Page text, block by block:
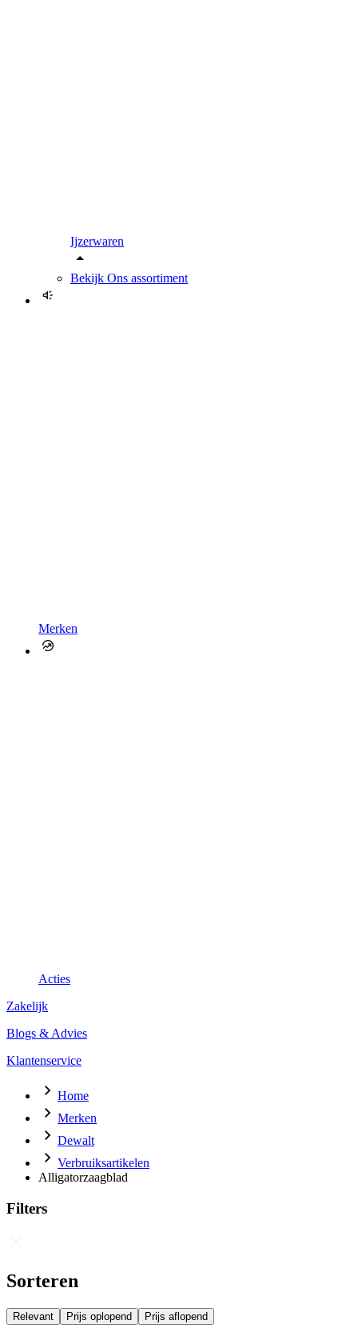
Ijzerwaren
Bekijk Ons assortiment
Merken
Acties
Zakelijk
Blogs & Advies
Klantenservice
Home
Merken
Dewalt
Verbruiksartikelen
Alligatorzaagblad
Filters
Sorteren
Relevant Prijs oplopend Prijs aflopend